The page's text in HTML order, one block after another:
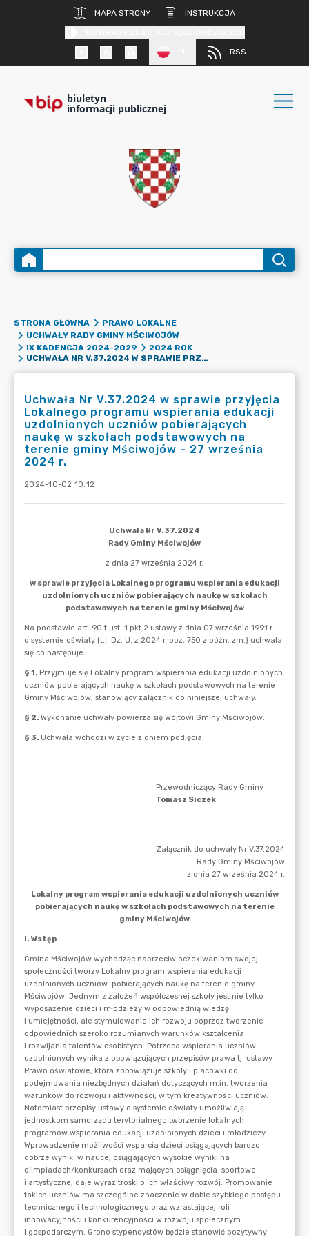
MAPA STRONY
INSTRUKCJA
RSS
biuletyn
informacji publicznej
STRONA GŁÓWNA
PRAWO LOKALNE
UCHWAŁY RADY GMINY MŚCIWOJÓW
IX KADENCJA 2024-2029
2024 ROK
UCHWAŁA NR V.37.2024 W SPRAWIE PRZYJĘCIA LOKALNEGO PROGRAMU WSPIERANIA EDUKACJI UZDOLNIONYCH UCZNIÓW POBIERAJĄCYCH NAUKĘ W SZKOŁACH PODSTAWOWYCH NA TERENIE GMINY MŚCIWOJÓW - 27 WRZEŚNIA 2024 R.
Uchwała Nr V.37.2024 w sprawie przyjęcia
Lokalnego programu wspierania edukacji
uzdolnionych uczniów pobierających
naukę w szkołach podstawowych na
terenie gminy Mściwojów - 27 września
2024 r.
2024-10-02 10:12